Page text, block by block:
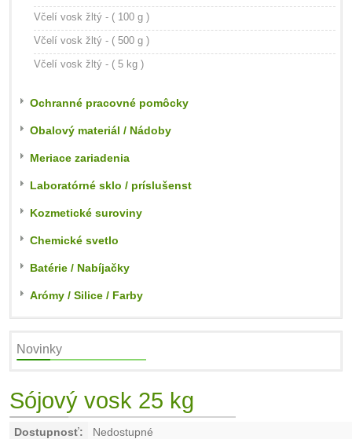
Včelí vosk žltý - ( 100 g )
Včelí vosk žltý - ( 500 g )
Včelí vosk žltý - ( 5 kg )
Ochranné pracovné pomôcky
Obalový materiál / Nádoby
Meriace zariadenia
Laboratórné sklo / príslušenst
Kozmetické suroviny
Chemické svetlo
Batérie / Nabíjačky
Arómy / Silice / Farby
Novinky
Sójový vosk 25 kg
Dostupnosť:
Nedostupné